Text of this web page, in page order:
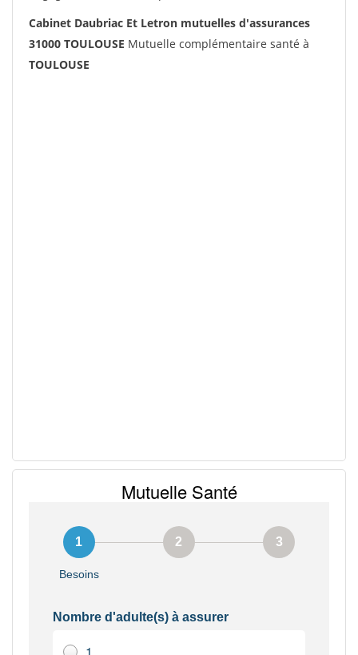
Cabinet Daubriac Et Letron mutuelles d'assurances
31000 TOULOUSE Mutuelle complémentaire santé à
TOULOUSE